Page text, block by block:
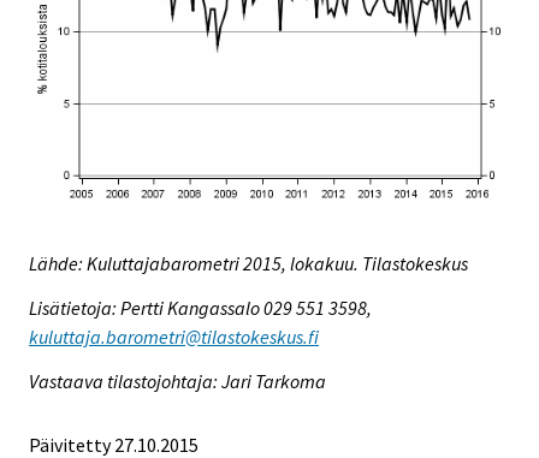
Lähde: Kuluttajabarometri 2015, lokakuu. Tilastokeskus
Lisätietoja: Pertti Kangassalo 029 551 3598,
kuluttaja.barometri@tilastokeskus.fi
Vastaava tilastojohtaja: Jari Tarkoma
Päivitetty 27.10.2015